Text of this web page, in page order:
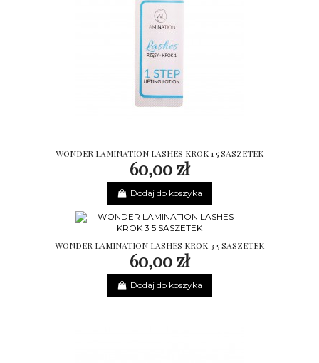
WONDER LAMINATION LASHES KROK 1 5 SASZETEK
60,00 zł
Dodaj do koszyka
WONDER LAMINATION LASHES KROK 3 5 SASZETEK
60,00 zł
Dodaj do koszyka